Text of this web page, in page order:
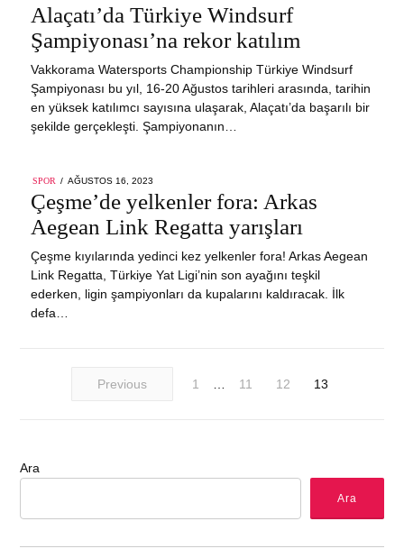
Alaçatı’da Türkiye Windsurf
Şampiyonası’na rekor katılım
Vakkorama Watersports Championship Türkiye Windsurf
Şampiyonası bu yıl, 16-20 Ağustos tarihleri arasında, tarihin
en yüksek katılımcı sayısına ulaşarak, Alaçatı’da başarılı bir
şekilde gerçekleşti. Şampiyonanın…
SPOR
POSTED
AĞUSTOS 16, 2023
Çeşme’de yelkenler fora: Arkas
Aegean Link Regatta yarışları
Çeşme kıyılarında yedinci kez yelkenler fora! Arkas Aegean
Link Regatta, Türkiye Yat Ligi’nin son ayağını teşkil
ederken, ligin şampiyonları da kupalarını kaldıracak. İlk
defa…
Previous 1 … 11 12 13
Ara
Ara